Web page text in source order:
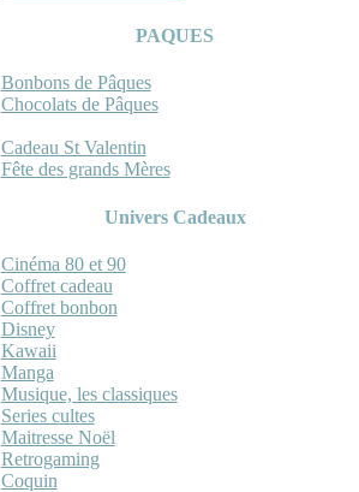
PAQUES
Bonbons de Pâques
Chocolats de Pâques
Cadeau St Valentin
Fête des grands Mères
Univers Cadeaux
Cinéma 80 et 90
Coffret cadeau
Coffret bonbon
Disney
Kawaii
Manga
Musique, les classiques
Series cultes
Maitresse Noël
Retrogaming
Coquin